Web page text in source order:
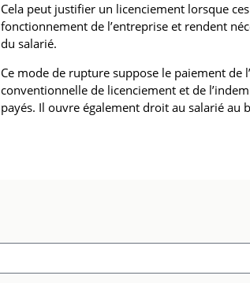
Cela peut justifier un licenciement lorsque
fonctionnement de l’entreprise et rendent
du salarié.
Ce mode de rupture suppose le paiement de
conventionnelle de licenciement et de
payés. Il ouvre également droit au salarié au